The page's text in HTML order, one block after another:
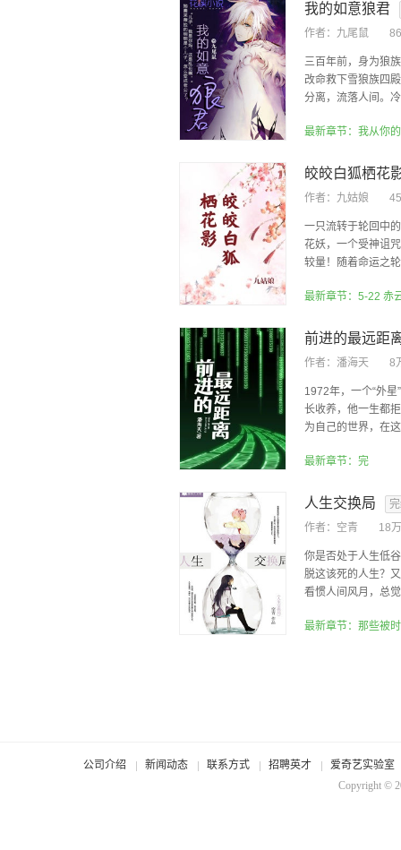
我的如意狼君
作者： 九尾鼠
三百年前，身为狼
改命救下雪狼族四
分离，流落人间。
最新章节：我从你
皎皎白狐栖花
作者： 九姑娘
一只流转于轮回中
花妖，一个受神诅
较量！随着命运之
最新章节：5-22 赤
前进的最远距
作者： 潘海天 8
1972年，一个“外
长收养，他一生都
为自己的世界，在
最新章节：完
人生交换局
作者： 空青 18
你是否处于人生低
脱这该死的人生？
看惯人间风月，总
最新章节：那些被
公司介绍 新闻动态 联系方式 招聘英才
爱奇艺实验室
Copyright ©